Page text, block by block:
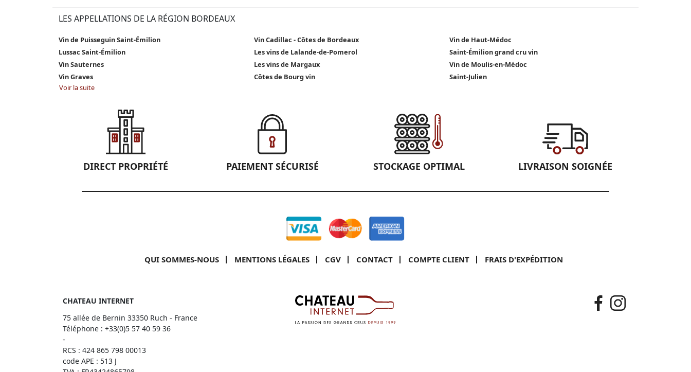
LES APPELLATIONS DE LA RÉGION BORDEAUX
Vin de Puisseguin Saint-Émilion Vin Cadillac - Côtes de Bordeaux
Vin de Haut-Médoc
Lussac Saint-Émilion
Les vins de Lalande-de-Pomerol
Saint-Émilion grand cru vin
Vin Sauternes
Les vins de Margaux
Vin de Moulis-en-Médoc
Vin Graves
Côtes de Bourg vin
Saint-Julien
Voir la suite
DIRECT PROPRIÉTÉ PAIEMENT SÉCURISÉ STOCKAGE OPTIMAL LIVRAISON SOIGNÉE
QUI SOMMES-NOUS MENTIONS LÉGALES CGV CONTACT COMPTE CLIENT FRAIS D'EXPÉDITION
CHATEAU INTERNET
75 allée de Bernin 33350 Ruch - France
Téléphone : +33(0)5 57 40 59 36
-
RCS : 424 865 798 00013
code APE : 513 J